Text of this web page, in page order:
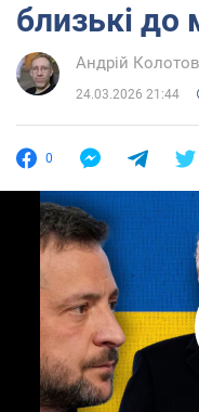
близькі до
Андрій
24.03.2026 21:44
0